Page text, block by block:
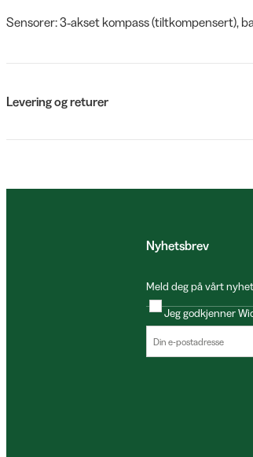
Sensorer: 3‑akset kompass (tiltkompensert),
Levering og returer
Nyhetsbrev
Meld deg på vårt
Jeg godkjenner